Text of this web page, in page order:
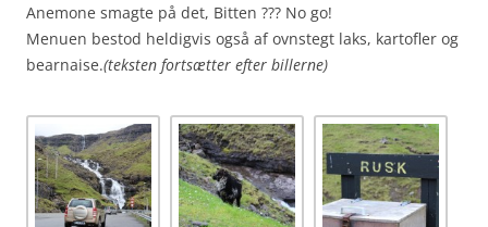
Anemone smagte på det, Bitten ??? No go!
Menuen bestod heldigvis også af ovnstegt laks, kartofler og
bearnaise.(teksten fortsætter efter billerne)